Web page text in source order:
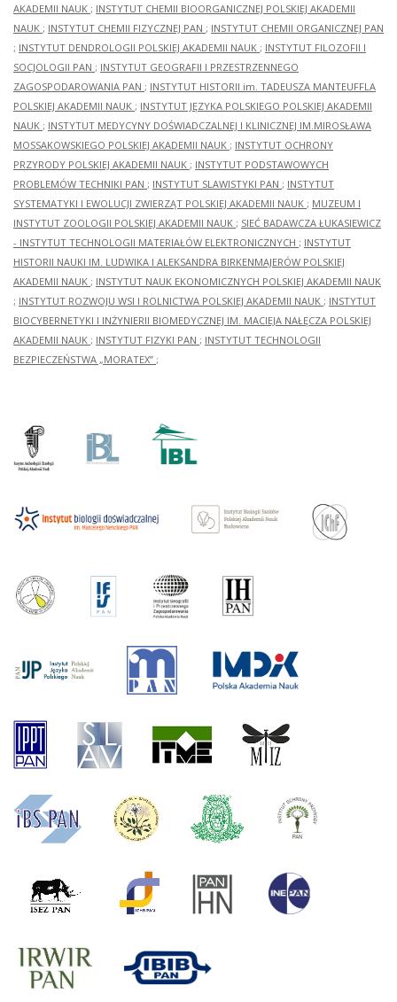
AKADEMII NAUK ; INSTYTUT CHEMII BIOORGANICZNEJ POLSKIEJ AKADEMII
NAUK ; INSTYTUT CHEMII FIZYCZNEJ PAN ; INSTYTUT CHEMII ORGANICZNEJ PAN
; INSTYTUT DENDROLOGII POLSKIEJ AKADEMII NAUK ; INSTYTUT FILOZOFII I
SOCJOLOGII PAN ; INSTYTUT GEOGRAFII I PRZESTRZENNEGO
ZAGOSPODAROWANIA PAN ; INSTYTUT HISTORII im. TADEUSZA MANTEUFFLA
POLSKIEJ AKADEMII NAUK ; INSTYTUT JĘZYKA POLSKIEGO POLSKIEJ AKADEMII
NAUK ; INSTYTUT MEDYCYNY DOŚWIADCZALNEJ I KLINICZNEJ IM.MIROSŁAWA
MOSSAKOWSKIEGO POLSKIEJ AKADEMII NAUK ; INSTYTUT OCHRONY
PRZYRODY POLSKIEJ AKADEMII NAUK ; INSTYTUT PODSTAWOWYCH
PROBLEMÓW TECHNIKI PAN ; INSTYTUT SLAWISTYKI PAN ; INSTYTUT
SYSTEMATYKI I EWOLUCJI ZWIERZĄT POLSKIEJ AKADEMII NAUK ; MUZEUM I
INSTYTUT ZOOLOGII POLSKIEJ AKADEMII NAUK ; SIEĆ BADAWCZA ŁUKASIEWICZ
- INSTYTUT TECHNOLOGII MATERIAŁÓW ELEKTRONICZNYCH ; INSTYTUT
HISTORII NAUKI IM. LUDWIKA I ALEKSANDRA BIRKENMAJERÓW POLSKIEJ
AKADEMII NAUK ; INSTYTUT NAUK EKONOMICZNYCH POLSKIEJ AKADEMII NAUK
; INSTYTUT ROZWOJU WSI I ROLNICTWA POLSKIEJ AKADEMII NAUK ; INSTYTUT
BIOCYBERNETYKI I INŻYNIERII BIOMEDYCZNEJ IM. MACIEJA NAŁĘCZA POLSKIEJ
AKADEMII NAUK ; INSTYTUT FIZYKI PAN ; INSTYTUT TECHNOLOGII
BEZPIECZEŃSTWA „MORATEX” ;